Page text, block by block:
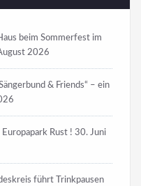
beim Sommerfest im
2026
& Friends“ – ein
Rust ! 30. Juni
führt Trinkpausen